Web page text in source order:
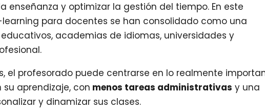
enseñanza y optimizar la gestión del tiempo. En este
para docentes se han consolidado como una
academias de idiomas, universidades y
el profesorado puede centrarse en lo realmente
aprendizaje, con menos tareas administrativas y una
y dinamizar sus clases.